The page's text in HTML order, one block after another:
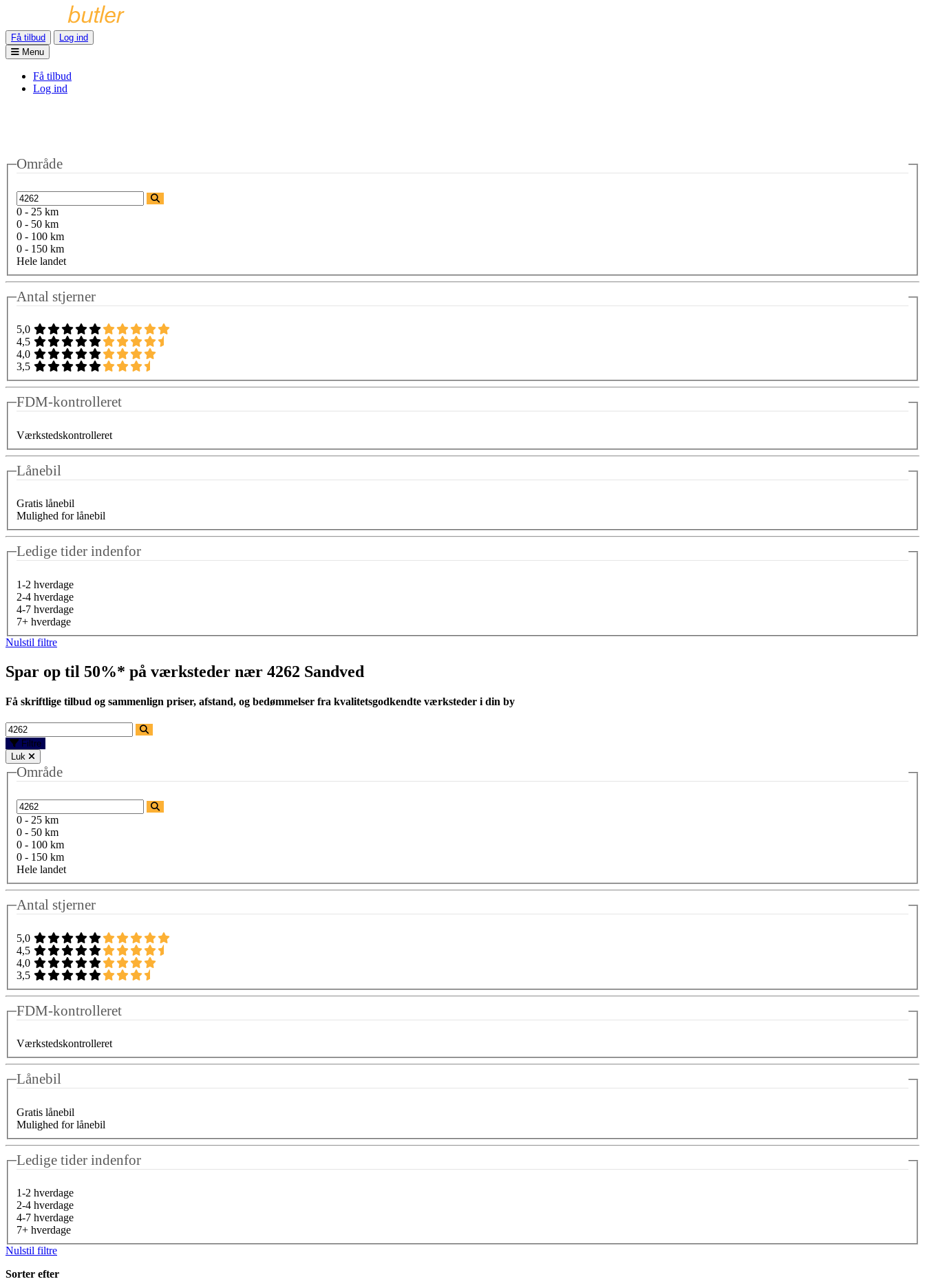
Få tilbud
Log ind
Menu
Få tilbud
Log ind
Område
0 - 25 km
0 - 50 km
0 - 100 km
0 - 150 km
Hele landet
Antal stjerner
5,0
4,5
4,0
3,5
FDM-kontrolleret
Værkstedskontrolleret
Lånebil
Gratis lånebil
Mulighed for lånebil
Ledige tider indenfor
1-2 hverdage
2-4 hverdage
4-7 hverdage
7+ hverdage
Nulstil filtre
Spar op til 50%* på værksteder nær 4262 Sandved
Få skriftlige tilbud og sammenlign priser, afstand, og bedømmelser fra kvalitetsgodkendte værksteder i din by
Filtre
Luk
Område
0 - 25 km
0 - 50 km
0 - 100 km
0 - 150 km
Hele landet
Antal stjerner
5,0
4,5
4,0
3,5
FDM-kontrolleret
Værkstedskontrolleret
Lånebil
Gratis lånebil
Mulighed for lånebil
Ledige tider indenfor
1-2 hverdage
2-4 hverdage
4-7 hverdage
7+ hverdage
Nulstil filtre
Sorter efter